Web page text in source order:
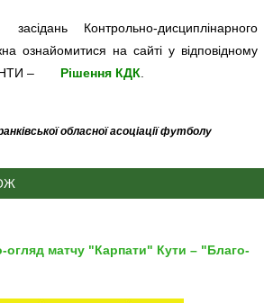
Контрольно-дисциплінарного
ознайомитися на сайті у відповідному
–
Рішення КДК
обласної асоціації футболу
огляд матчу "Карпати" Кути – "Благо-